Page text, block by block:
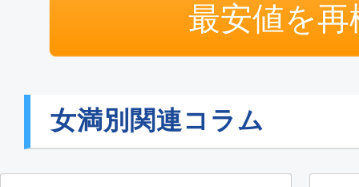
最安値を再
女満別関連コラム